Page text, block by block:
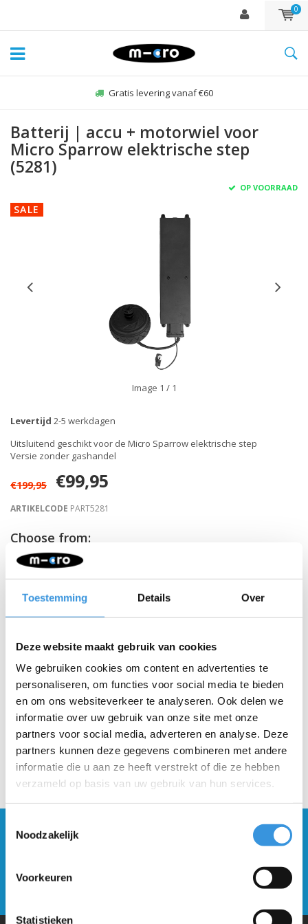
Toestemming Details Over
Deze website maakt gebruik van cookies
We gebruiken cookies om content en advertenties te
personaliseren, om functies voor social media te bieden
en om ons websiteverkeer te analyseren. Ook delen we
informatie over uw gebruik van onze site met onze
partners voor social media, adverteren en analyse. Deze
partners kunnen deze gegevens combineren met andere
informatie die u aan ze heeft verstrekt of die ze hebben
verzameld op basis van uw gebruik van hun services.
Noodzakelijk
Voorkeuren
Statistieken
0
Gratis levering vanaf €60
Batterij | accu + motorwiel voor
Micro Sparrow elektrische step
(5281)
OP VOORRAAD
SALE
Image 1 / 1
Levertijd 2-5 werkdagen
Uitsluitend geschikt voor de Micro Sparrow elektrische step
Versie zonder gashandel
€199,95 €99,95
ARTIKELCODE PART5281
Choose from:
Gratis verzending vanaf €60
Blijf op de hoogte en schrijf je in voor onze
Verstuur